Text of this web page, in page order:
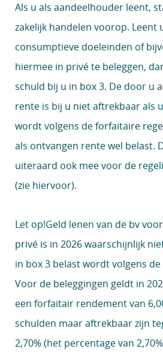
Als u als aandeelhouder leent,
zakelijk handelen voorop. Leent
consumptieve doeleinden of
hiermee in privé te beleggen,
schuld bij u in box 3. De door u
rente is bij u niet aftrekbaar als
wordt volgens de forfaitaire
als ontvangen rente wel belast.
uiteraard ook mee voor de
(zie hiervoor).
Let op!Geld lenen van de bv
privé is in 2026 waarschijnlijk
in box 3 belast wordt volgens
Voor de beleggingen geldt in
een forfaitair rendement van
schulden maar aftrekbaar zijn
2,70% (het percentage van